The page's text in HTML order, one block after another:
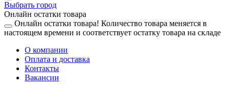
Выбрать город
Онлайн остатки товара
Онлайн остатки товара! Количество товара меняется в
настоящем времени и соответствует остатку товара на складе
О компании
Оплата и доставка
Контакты
Вакансии